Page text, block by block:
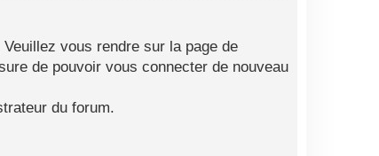
vous rendre sur la page de
de pouvoir vous connecter de nouveau
du forum.